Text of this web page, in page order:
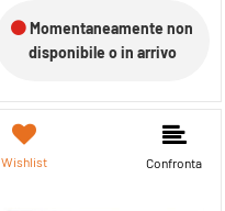
Momentaneamente non
disponibile o in arrivo
Wishlist Confronta